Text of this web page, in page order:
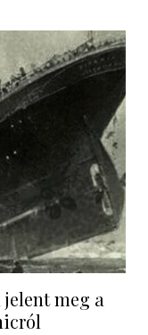
meg a